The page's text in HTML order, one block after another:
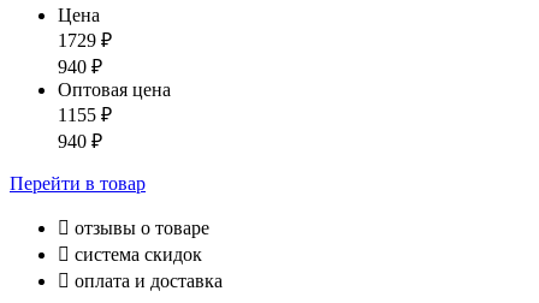
Цена
1729 ₽
940 ₽
Оптовая цена
1155 ₽
940 ₽
Перейти в товар
 отзывы о товаре
 система скидок
 оплата и доставка